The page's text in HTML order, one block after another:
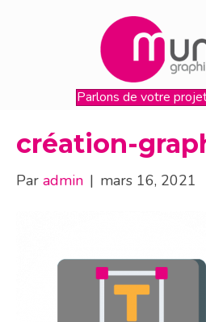
Parlons de votre
création-
Par admin | mars 16, 2021